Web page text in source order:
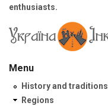
enthusiasts.
Menu
History and traditions
Regions